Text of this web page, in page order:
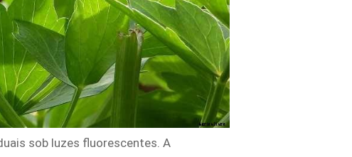
sob luzes fluorescentes. A